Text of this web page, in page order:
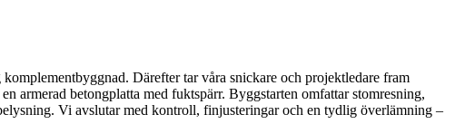
Därefter tar våra snickare och projektledare fram
armerad betongplatta med fuktspärr. Byggstarten omfattar stomresning,
Vi avslutar med kontroll, finjusteringar och en tydlig överlämning –